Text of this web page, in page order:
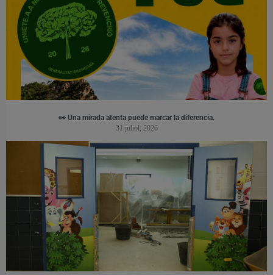
👀 Una mirada atenta puede marcar la diferencia.
31 juliol, 2026